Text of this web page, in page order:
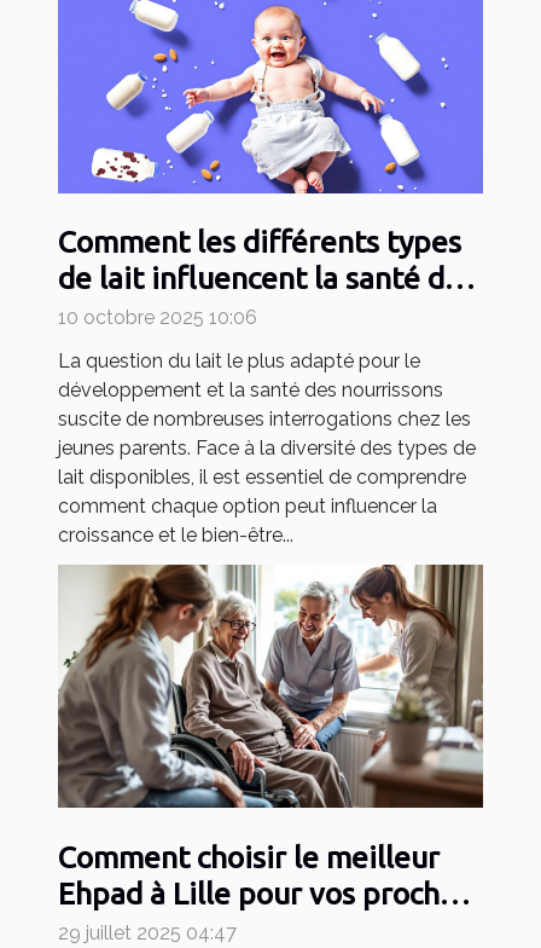
Comment les différents types
de lait influencent la santé de
votre bébé ?
10 octobre 2025 10:06
La question du lait le plus adapté pour le
développement et la santé des nourrissons
suscite de nombreuses interrogations chez les
jeunes parents. Face à la diversité des types de
lait disponibles, il est essentiel de comprendre
comment chaque option peut influencer la
croissance et le bien-être...
Comment choisir le meilleur
Ehpad à Lille pour vos proches
?
29 juillet 2025 04:47